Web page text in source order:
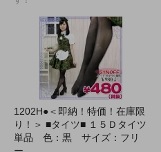
1202H●＜即納！特価！在庫限
り！＞ ■タイツ■ １５Ｄタイツ
単品 色：黒 サイズ：フリ